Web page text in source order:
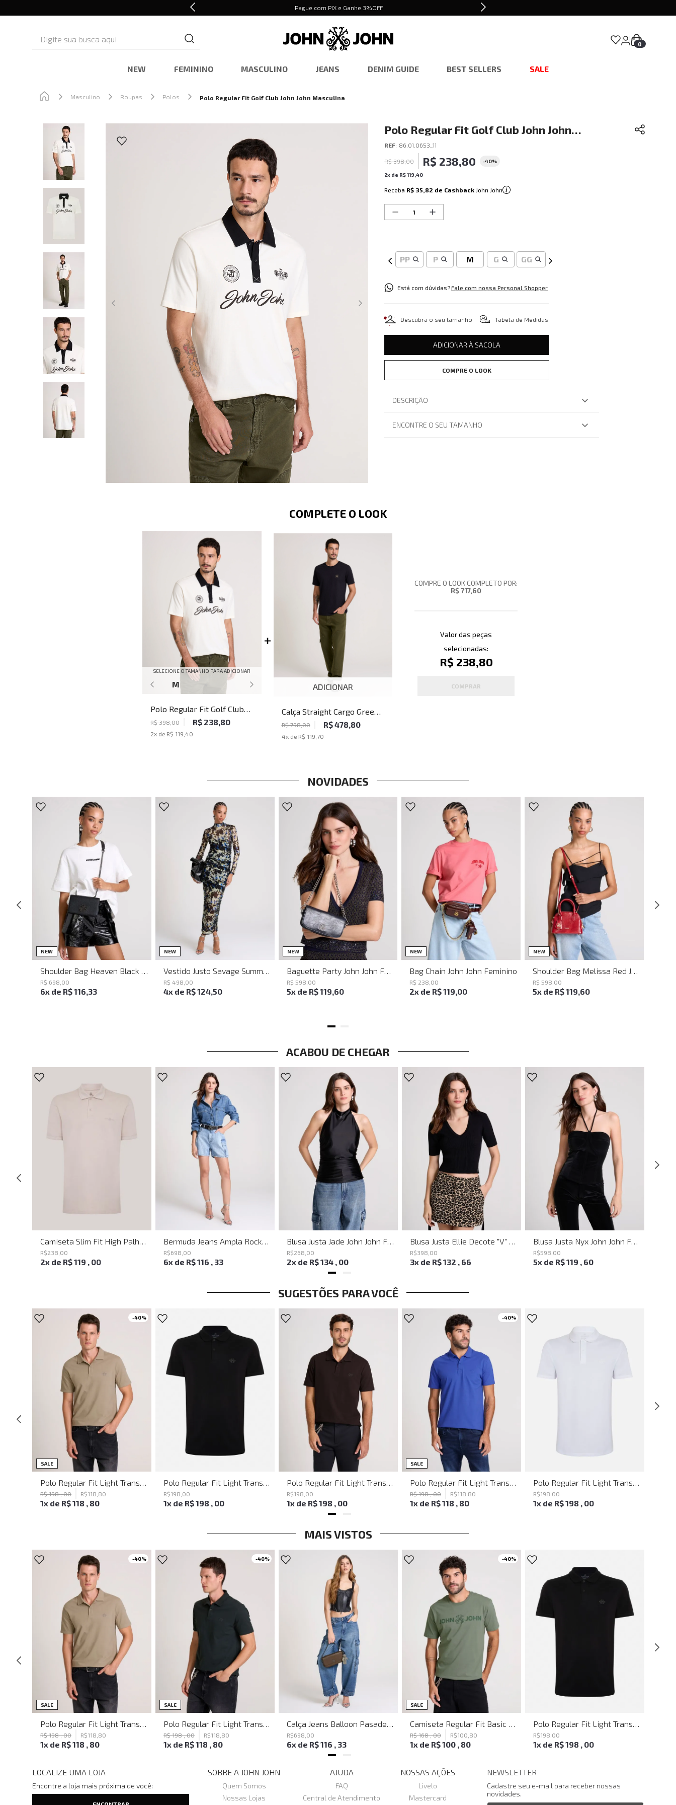
Pague com PIX e Ganhe 3%OFF
0
NEW FEMININO MASCULINO JEANS DENIM GUIDE BEST SELLERS SALE
Masculino Roupas Polos Polo Regular Fit Golf Club John John Masculina
Polo Regular Fit Golf Club John John
Masculina
REF: 86.01.0653_11
R$ 398,00 R$ 238,80 -40%
2x de R$119 40
Receba R$ 35,82 de Cashback John John
PP P M G GG
Está com dúvidas?Fale com nossa Personal Shopper
Descubra o seu tamanho Tabela de Medidas
ADICIONAR À SACOLA
COMPRE O LOOK
DESCRIÇÃO
ENCONTRE O SEU TAMANHO
COMPLETE O LOOK
SELECIONE O TAMANHO PARA ADICIONAR
M
Polo Regular Fit Golf Club
John John Masculina
R$ 398,00 R$ 238,80
2x de R$ 119,40
ADICIONAR
Calça Straight Cargo Green
John John Masculina
R$ 798,00 R$ 478,80
4x de R$ 119,70
COMPRE O LOOK COMPLETO POR:
R$ 717,60
Valor das peças
selecionadas:
R$ 238,80
COMPRAR
NOVIDADES
NEW UN
Shoulder Bag Heaven Black John John Feminina
R$ 698 00
6x de R$116,33
NEW PP P M
Vestido Justo Savage Summer John John Feminino
R$ 498 00
4x de R$124,50
NEW UN
Baguette Party John John Feminina
R$ 598 00
5x de R$119,60
NEW UN
Bag Chain John John Feminino
R$ 238 00
2x de R$119,00
NEW UN
Shoulder Bag Melissa Red John John Feminina
R$ 598 00
5x de R$119,60
ACABOU DE CHEGAR
Camiseta Slim Fit High Palha John John Masculina
R$238 00
2x de R$119 , 00
Bermuda Jeans Ampla Rockford John John Feminina
R$698 00
6x de R$116 , 33
Blusa Justa Jade John John Feminina
R$268 00
2x de R$134 , 00
Blusa Justa Ellie Decote "V" Preto John John Feminina
R$398 00
3x de R$132 , 66
Blusa Justa Nyx John John Feminina
R$598 00
5x de R$119 , 60
SUGESTÕES PARA VOCÊ
-40%
SALE
R$198,00 R$118 80
1x de R$118 , 80
R$198 00
1x de R$198 , 00
R$198 00
1x de R$198 , 00
-40%
SALE
R$198,00 R$118 80
1x de R$118 , 80
R$198 00
1x de R$198 , 00
MAIS VISTOS
-40%
SALE
R$198,00 R$118 80
1x de R$118 , 80
-40%
SALE
R$198,00 R$118 80
1x de R$118 , 80
R$698 00
6x de R$116 , 33
-40%
SALE
R$168,00 R$100 80
1x de R$100 , 80
R$198 00
1x de R$198 , 00
LOCALIZE UMA LOJA
Encontre a loja mais próxima de você:
SOBRE A JOHN JOHN
Quem Somos
Nossas Lojas
AJUDA
FAQ
Central de Atendimento
NOSSAS AÇÕES
Livelo
Mastercard
NEWSLETTER
Cadastre seu e-mail para receber nossas
novidades.